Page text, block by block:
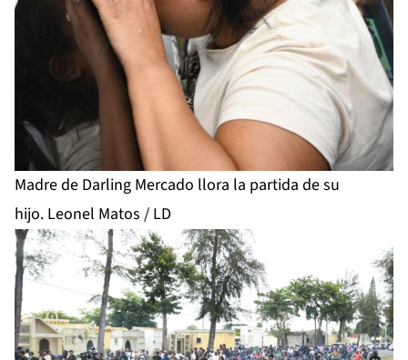
Madre de Darling Mercado llora la partida de su
hijo. Leonel Matos / LD